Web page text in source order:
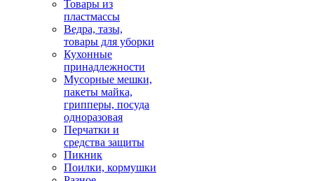
Товары из
пластмассы
Ведра, тазы,
товары для уборки
Кухонные
принадлежности
Мусорные мешки,
пакеты майка,
грипперы, посуда
одноразовая
Перчатки и
средства защиты
Пикник
Поилки, кормушки